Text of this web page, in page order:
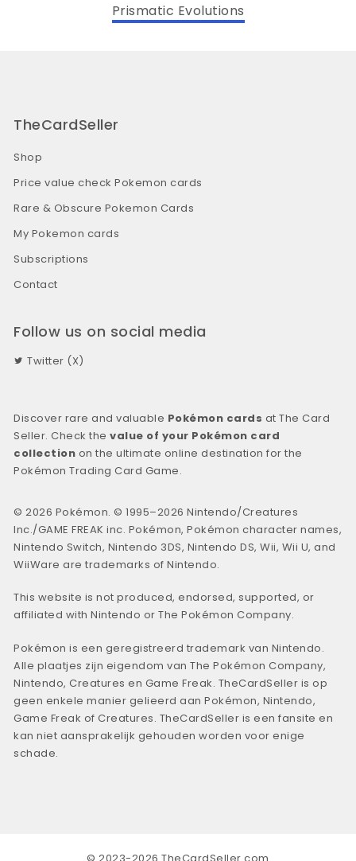
Prismatic Evolutions
TheCardSeller
Shop
Price value check Pokemon cards
Rare & Obscure Pokemon Cards
My Pokemon cards
Subscriptions
Contact
Follow us on social media
Twitter (X)
Discover rare and valuable Pokémon cards at The Card
Seller. Check thevalue of your Pokémon card
collection on the ultimate online destination for the
Pokémon Trading Card Game.
© 2026 Pokémon. © 1995–2026 Nintendo/Creatures
Inc./GAME FREAK inc. Pokémon, Pokémon character names,
Nintendo Switch, Nintendo 3DS, Nintendo DS, Wii, Wii U, and
WiiWare are trademarks of Nintendo.
This website is not produced, endorsed, supported, or
affiliated with Nintendo or The Pokémon Company.
Pokémon is een geregistreerd trademark van Nintendo.
Alle plaatjes zijn eigendom van The Pokémon Company,
Nintendo, Creatures en Game Freak. TheCardSeller is op
geen enkele manier gelieerd aan Pokémon, Nintendo,
Game Freak of Creatures. TheCardSeller is een fansite en
kan niet aansprakelijk gehouden worden voor enige
schade.
© 2023-2026 TheCardSeller.com